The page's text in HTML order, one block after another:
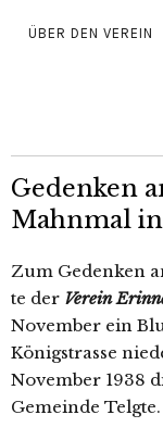
ÜBER DEN VEREIN
Gedenken
Mahnmal
Zum Gedenken
te der Verein
November ein
Königstrasse
November 1938
Gemeinde